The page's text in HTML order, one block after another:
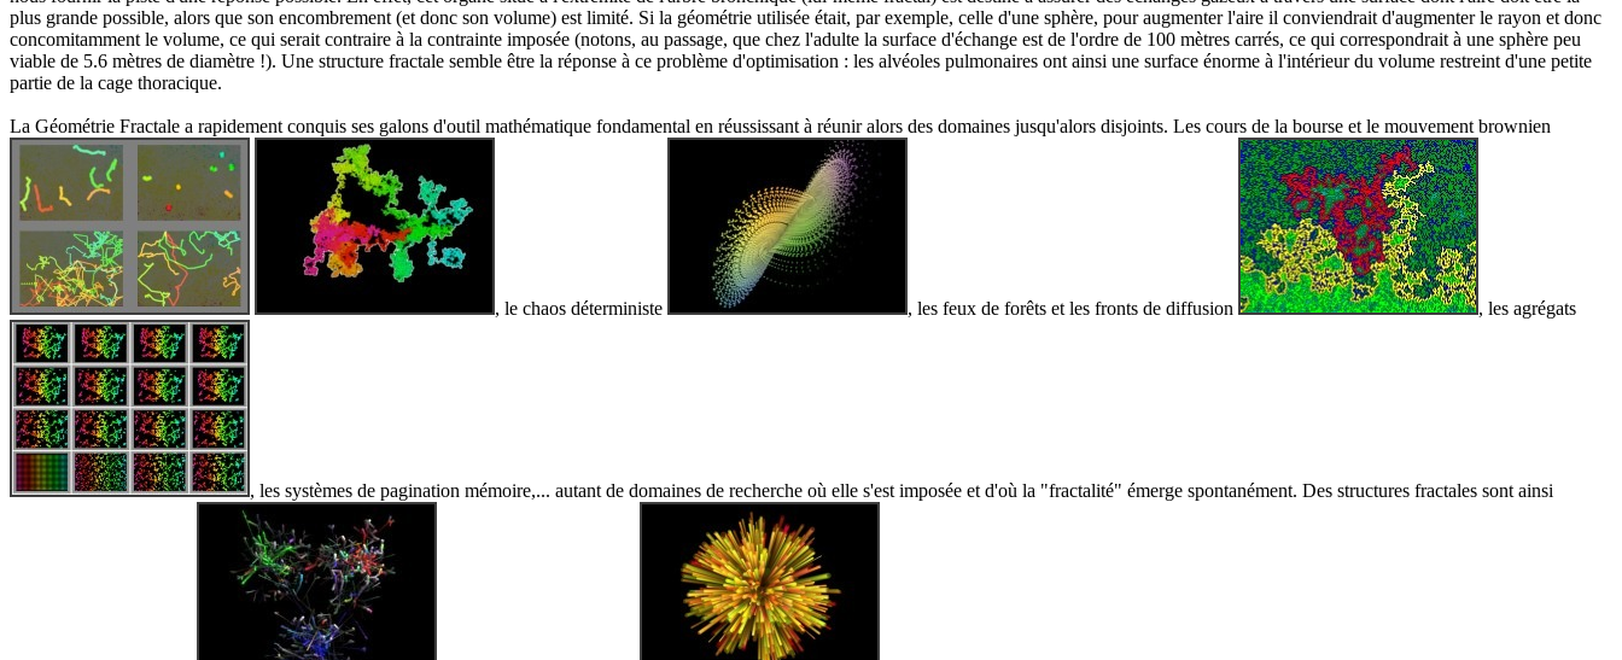
plus grande possible, alors que son encombrement (et donc son volume) est limité. Si la géométrie utilisée était, par exemple, celle d'une sphère, pour augmenter l'aire il conviendrait d'augmenter le rayon et donc
concomitamment le volume, ce qui serait contraire à la contrainte imposée (notons, au passage, que chez l'adulte la surface d'échange est de l'ordre de 100 mètres carrés, ce qui correspondrait à une sphère peu
viable de 5.6 mètres de diamètre !). Une structure fractale semble être la réponse à ce problème d'optimisation : les alvéoles pulmonaires ont ainsi une surface énorme à l'intérieur du volume restreint d'une petite
partie de la cage thoracique.
La Géométrie Fractale a rapidement conquis ses galons d'outil mathématique fondamental en réussissant à réunir alors des domaines jusqu'alors disjoints. Les cours de la bourse et le mouvement brownien
, le chaos déterministe , les feux de forêts et les fronts de diffusion , les agrégats
, les systèmes de pagination mémoire,... autant de domaines de recherche où elle s'est imposée et d'où la "fractalité" émerge spontanément. Des structures fractales sont ainsi